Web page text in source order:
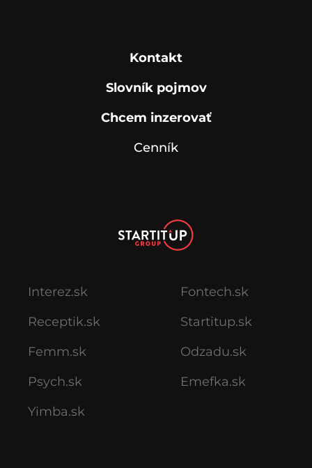
Kontakt
Slovník pojmov
Chcem inzerovať
Cenník
Interez.sk
Receptik.sk
Femm.sk
Psych.sk
Yimba.sk
Fontech.sk
Startitup.sk
Odzadu.sk
Emefka.sk